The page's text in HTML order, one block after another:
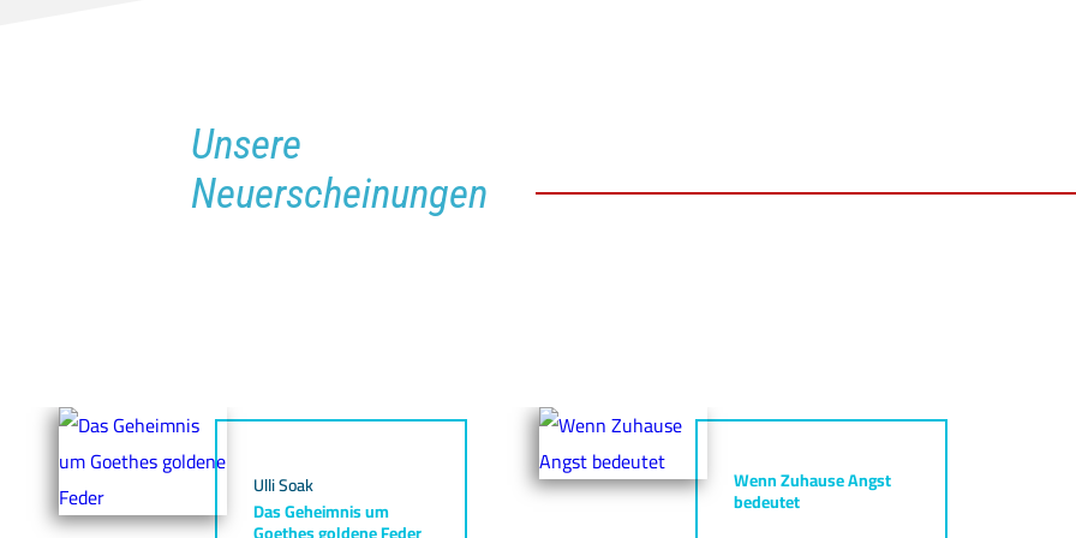
Unsere
Neuerscheinungen
Ulli Soak
Das Geheimnis um
Wenn Zuhause Angst
bedeutet